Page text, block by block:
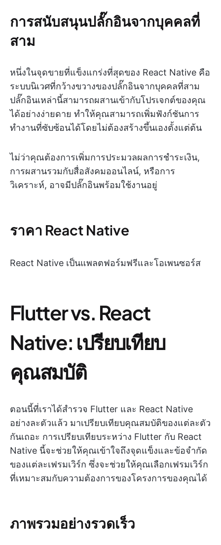
การสนับสนุนปลั๊กอินจากบุคคลที่
สาม
หนึ่งในจุดขายที่แข็งแกร่งที่สุดของ React Native คือ
ระบบนิเวศที่กว้างขวางของปลั๊กอินจากบุคคลที่สาม
ปลั๊กอินเหล่านี้สามารถผสานเข้ากับโปรเจกต์ของคุณ
ได้อย่างง่ายดาย ทำให้คุณสามารถเพิ่มฟังก์ชันการ
ทำงานที่ซับซ้อนได้โดยไม่ต้องสร้างขึ้นเองตั้งแต่ต้น
ไม่ว่าคุณต้องการเพิ่มการประมวลผลการชำระเงิน,
การผสานรวมกับสื่อสังคมออนไลน์, หรือการ
วิเคราะห์, อาจมีปลั๊กอินพร้อมใช้งานอยู่
ราคา React Native
React Native เป็นแพลตฟอร์มฟรีและโอเพนซอร์ส
Flutter vs. React
Native: เปรียบเทียบ
คุณสมบัติ
ตอนนี้ที่เราได้สำรวจ Flutter และ React Native
อย่างละตัวแล้ว มาเปรียบเทียบคุณสมบัติของแต่ละตัว
กันเถอะ การเปรียบเทียบระหว่าง Flutter กับ React
Native นี้จะช่วยให้คุณเข้าใจถึงจุดแข็งและข้อจำกัด
ของแต่ละเฟรมเวิร์ก ซึ่งจะช่วยให้คุณเลือกเฟรมเวิร์ก
ที่เหมาะสมกับความต้องการของโครงการของคุณได้
ภาพรวมอย่างรวดเร็ว